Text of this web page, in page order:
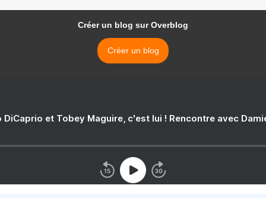
Créer un blog sur Overblog
Créer un blog
DiCaprio et Tobey Maguire, c'est lui ! Rencontre avec